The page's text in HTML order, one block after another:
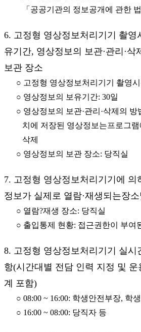
「공공기관의 정보공개에 관한
6. 고정형 영상정보처리기기 촬영
유기간, 영상정보의 보관·관리·삭
보관 장소
○ 고정형 영상정보처리기기 촬영
○ 영상정보의 보유기간: 30일
○ 영상정보의 보관·관리·삭제의
치에 저장된 영상정보는프로그
삭제
○ 영상정보의 보관 장소: 당직실
7. 고정형 영상정보처리기기에 의
정보가 실제로 열람·재생되는장
○ 열람?재생 장소: 당직실
○ 출입통제 현황: 접근권한이 부여
8. 고정형 영상정보처리기기 실시
항(시간대별 전담 인력 지정 및 운
계 포함)
○ 08:00 ~ 16:00: 학생안전부장, 학
○ 16:00 ~ 08:00: 당직자 등